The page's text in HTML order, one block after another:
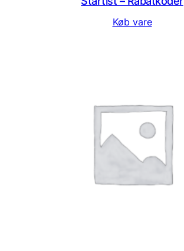
Køb vare